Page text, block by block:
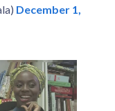
December 1,